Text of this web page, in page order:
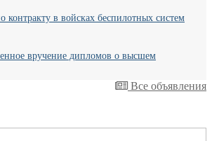
контракту в войсках беспилотных систем
вручение дипломов о высшем
Все объявления